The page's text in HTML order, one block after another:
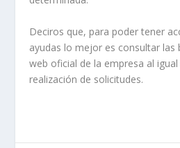
Deciros que, para poder tener
ayudas lo mejor es consultar las
web oficial de la empresa al
realización de solicitudes.